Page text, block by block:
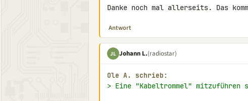
Danke noch mal allerseits. Das
Antwort
JL Johann L.(radiostar)
Ole A. schrieb:
> Eine "Kabeltrommel"